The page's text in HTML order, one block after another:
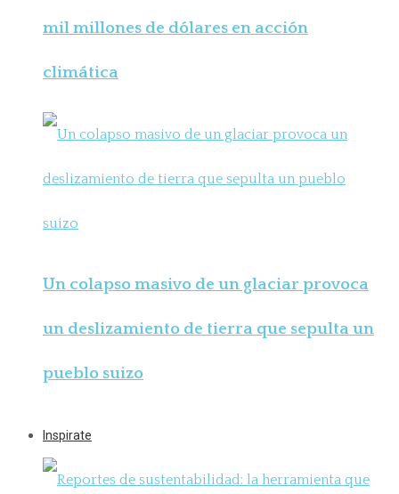
mil millones de dólares en acción
climática
Un colapso masivo de un glaciar provoca
un deslizamiento de tierra que sepulta un
pueblo suizo
Inspirate